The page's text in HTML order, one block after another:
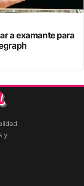
a examante para
y